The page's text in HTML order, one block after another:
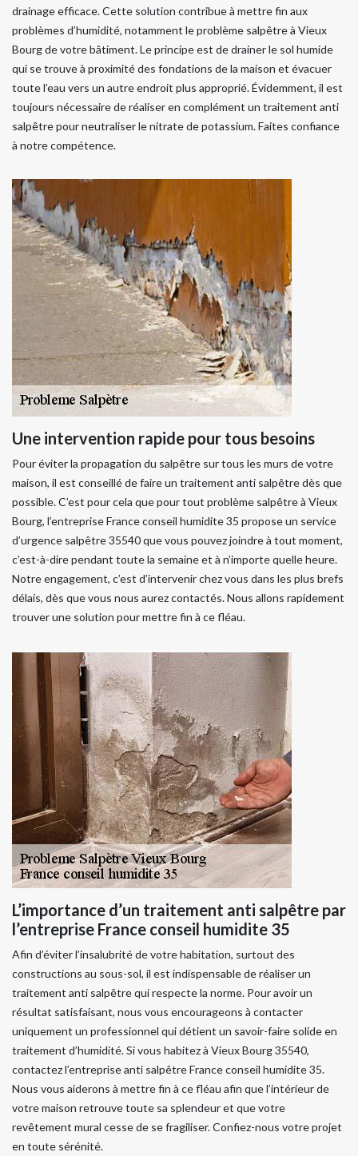
drainage efficace. Cette solution contribue à mettre fin aux
problèmes d’humidité, notamment le problème salpêtre à Vieux
Bourg de votre bâtiment. Le principe est de drainer le sol humide
qui se trouve à proximité des fondations de la maison et évacuer
toute l’eau vers un autre endroit plus approprié. Évidemment, il est
toujours nécessaire de réaliser en complément un traitement anti
salpêtre pour neutraliser le nitrate de potassium. Faites confiance
à notre compétence.
Une intervention rapide pour tous besoins
Pour éviter la propagation du salpêtre sur tous les murs de votre
maison, il est conseillé de faire un traitement anti salpêtre dès que
possible. C’est pour cela que pour tout problème salpêtre à Vieux
Bourg, l’entreprise France conseil humidite 35 propose un service
d’urgence salpêtre 35540 que vous pouvez joindre à tout moment,
c’est-à-dire pendant toute la semaine et à n’importe quelle heure.
Notre engagement, c’est d’intervenir chez vous dans les plus brefs
délais, dès que vous nous aurez contactés. Nous allons rapidement
trouver une solution pour mettre fin à ce fléau.
L’importance d’un traitement anti salpêtre par
l’entreprise France conseil humidite 35
Afin d’éviter l’insalubrité de votre habitation, surtout des
constructions au sous-sol, il est indispensable de réaliser un
traitement anti salpêtre qui respecte la norme. Pour avoir un
résultat satisfaisant, nous vous encourageons à contacter
uniquement un professionnel qui détient un savoir-faire solide en
traitement d’humidité. Si vous habitez à Vieux Bourg 35540,
contactez l’entreprise anti salpêtre France conseil humidite 35.
Nous vous aiderons à mettre fin à ce fléau afin que l’intérieur de
votre maison retrouve toute sa splendeur et que votre
revêtement mural cesse de se fragiliser. Confiez-nous votre projet
en toute sérénité.